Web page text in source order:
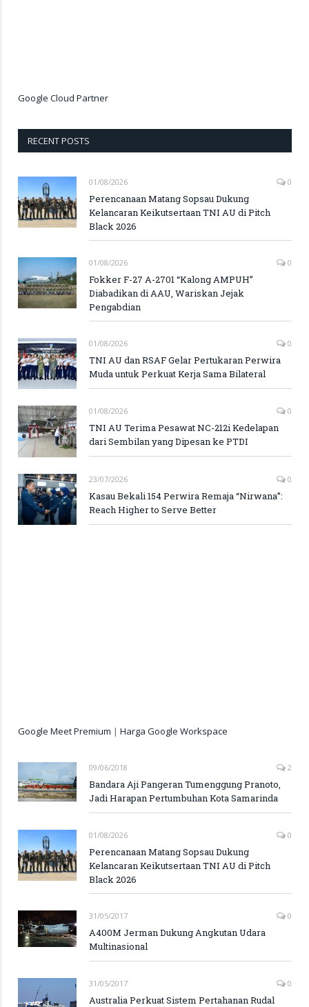
Google Cloud Partner
RECENT POSTS
01/08/2026 0
Perencanaan Matang Sopsau Dukung
Kelancaran Keikutsertaan TNI AU di Pitch
Black 2026
01/08/2026 0
Fokker F-27 A-2701 “Kalong AMPUH”
Diabadikan di AAU, Wariskan Jejak
Pengabdian
01/08/2026 0
TNI AU dan RSAF Gelar Pertukaran Perwira
Muda untuk Perkuat Kerja Sama Bilateral
01/08/2026 0
TNI AU Terima Pesawat NC-212i Kedelapan
dari Sembilan yang Dipesan ke PTDI
23/07/2026 0
Kasau Bekali 154 Perwira Remaja “Nirwana”:
Reach Higher to Serve Better
Google Meet Premium | Harga Google Workspace
09/06/2018 2
Bandara Aji Pangeran Tumenggung Pranoto,
Jadi Harapan Pertumbuhan Kota Samarinda
01/08/2026 0
Perencanaan Matang Sopsau Dukung
Kelancaran Keikutsertaan TNI AU di Pitch
Black 2026
31/05/2017 0
A400M Jerman Dukung Angkutan Udara
Multinasional
31/05/2017 0
Australia Perkuat Sistem Pertahanan Rudal